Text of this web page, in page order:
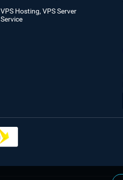
VPS Hosting, VPS Server
Service